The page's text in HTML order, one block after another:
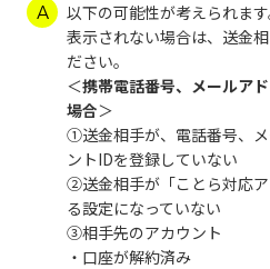
以下の可能性が考えられます
表示されない場合は、送金
ださい。
＜携帯電話番号、メールア
場合＞
①送金相手が、電話番号、
ントIDを登録していない
②送金相手が「ことら対応
る設定になっていない
③相手先のアカウント
・口座が解約済み